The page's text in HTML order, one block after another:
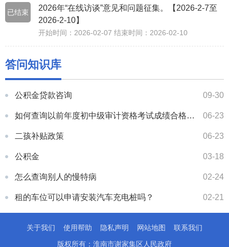
已结束
2026年“在线访谈”意见和问题征集。【2026-2-7至
2026-2-10】
开始时间：2026-02-07 结束时间：2026-02-10
答问知识库
公积金贷款咨询 09-30
如何查询以前年度初中级审计资格考试成绩合格人员践诺情况抽查结果的通知 06-23
二孩补贴政策 06-23
公积金 03-18
怎么查询别人的慢特病 02-24
租的车位可以申请安装汽车充电桩吗？ 02-21
关于我们 使用帮助 隐私声明 网站地图
联系我们
版权所有：淮南市谢家集区人民政府